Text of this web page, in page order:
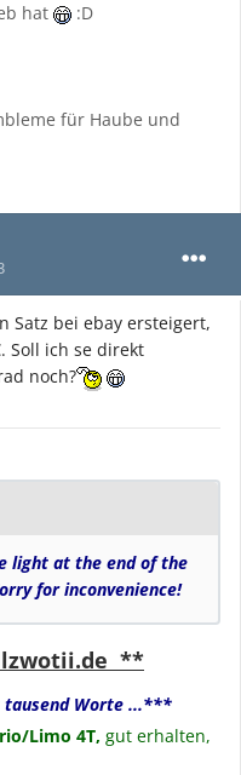
hat
:D
für Haube und
Satz bei ebay ersteigert,
Soll ich se direkt
noch?
light at the end of the
for inconvenience!
**
tausend Worte ...***
Limo 4T, gut erhalten,